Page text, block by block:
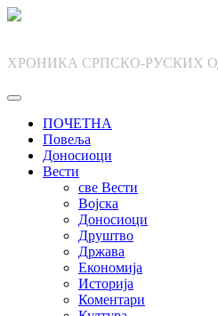
Skip
ХРОНИКА СРПСКО-РУСКИХ
ПОЧЕТНА
Повеља
Доносиоци
Вести
све Вести
Војска
Доносиоци
Друштво
Држава
Економија
Историја
Коментари